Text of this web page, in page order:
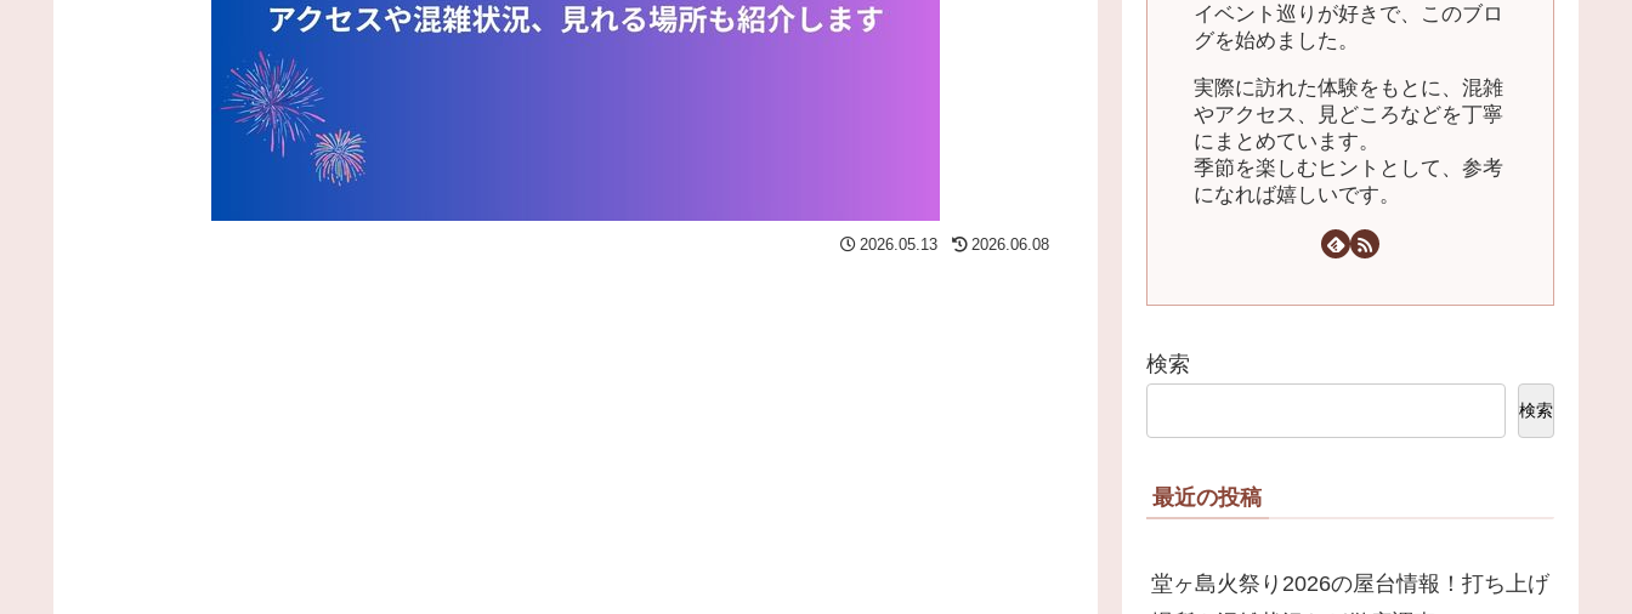
2026.05.13 2026.06.08
イベント巡りが好きで、このブロ
グを始めました。
実際に訪れた体験をもとに、混雑
やアクセス、見どころなどを丁寧
にまとめています。
季節を楽しむヒントとして、参考
になれば嬉しいです。
検索
検索
最近の投稿
堂ヶ島火祭り2026の屋台情報！打ち上げ